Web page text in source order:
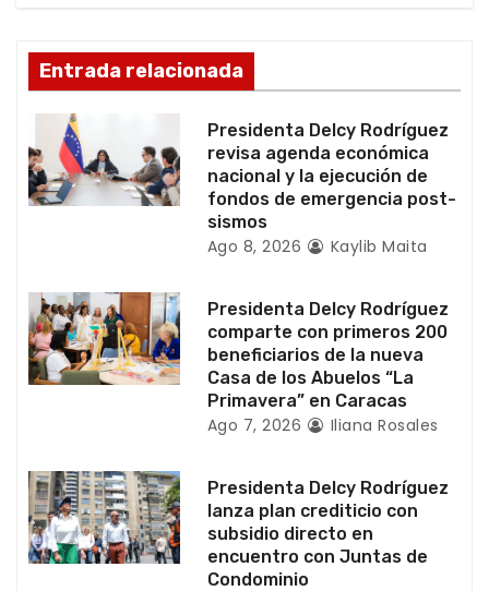
e
e
n
t
a
d
a
Entrada relacionada
Presidenta Delcy Rodríguez
revisa agenda económica
nacional y la ejecución de
fondos de emergencia post-
sismos
Ago 8, 2026 Kaylib Maita
Presidenta Delcy Rodríguez
comparte con primeros 200
beneficiarios de la nueva
Casa de los Abuelos “La
Primavera” en Caracas
Ago 7, 2026 Iliana Rosales
Presidenta Delcy Rodríguez
lanza plan crediticio con
subsidio directo en
encuentro con Juntas de
Condominio